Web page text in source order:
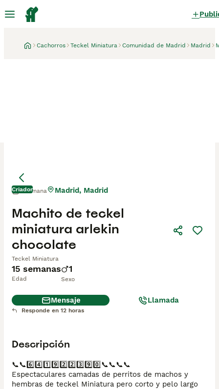
Cachorros Teckel Miniatura Comunidad de Madrid Madrid
Criador
15 semanas
Edad
1
Sexo
Machito de teckel
miniatura arlekin
chocolate
Teckel Miniatura
1 semana Madrid, Madrid
Mensaje Llamada
Responde en 12 horas
Descripción
📞📞6️⃣4️⃣1️⃣9️⃣2️⃣2️⃣3️⃣9️⃣0️⃣📞📞📞📞
Espectaculares camadas de perritos de machos y
hembras de teckel Miniatura pero corto y pelo largo